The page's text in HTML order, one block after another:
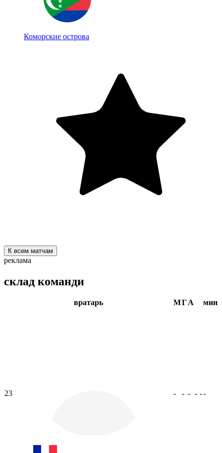
Коморские острова
К всем матчам
реклама
склад команди
вратарь МГА мин
23 - - - - --